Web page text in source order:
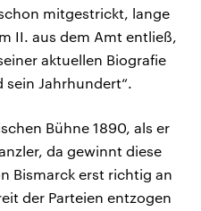
mitgestrickt, lange
II. aus dem Amt entließ,
aktuellen Biografie
sein Jahrhundert“.
Bühne 1890, als er
da gewinnt diese
Bismarck erst richtig an
der Parteien entzogen